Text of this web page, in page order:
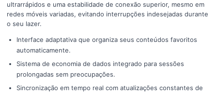
ultrarrápidos e uma estabilidade de conexão superior, mesmo em
redes móveis variadas, evitando interrupções indesejadas durante
o seu lazer.
Interface adaptativa que organiza seus conteúdos favoritos
automaticamente.
Sistema de economia de dados integrado para sessões
prolongadas sem preocupações.
Sincronização em tempo real com atualizações constantes de